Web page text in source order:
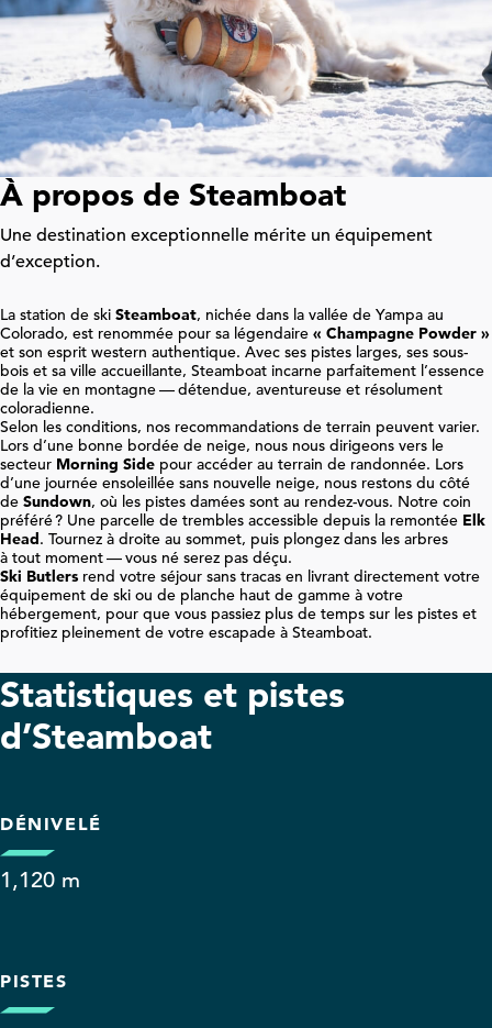
À propos de Steamboat
Une destination exceptionnelle mérite un équipement
d’exception.
La station de ski Steamboat, nichée dans la vallée de Yampa au
Colorado, est renommée pour sa légendaire « Champagne Powder »
et son esprit western authentique. Avec ses pistes larges, ses sous-
bois et sa ville accueillante, Steamboat incarne parfaitement l’essence
de la vie en montagne — détendue, aventureuse et résolument
coloradienne.
Selon les conditions, nos recommandations de terrain peuvent varier.
Lors d’une bonne bordée de neige, nous nous dirigeons vers le
secteur Morning Side pour accéder au terrain de randonnée. Lors
d’une journée ensoleillée sans nouvelle neige, nous restons du côté
de Sundown, où les pistes damées sont au rendez-vous. Notre coin
préféré ? Une parcelle de trembles accessible depuis la remontée Elk
Head . Tournez à droite au sommet, puis plongez dans les arbres
à tout moment — vous né serez pas déçu.
Ski Butlers rend votre séjour sans tracas en livrant directement votre
équipement de ski ou de planche haut de gamme à votre
hébergement, pour que vous passiez plus de temps sur les pistes et
profitiez pleinement de votre escapade à Steamboat.
Statistiques et pistes
d’Steamboat
DÉNIVELÉ
1,120 m
PISTES